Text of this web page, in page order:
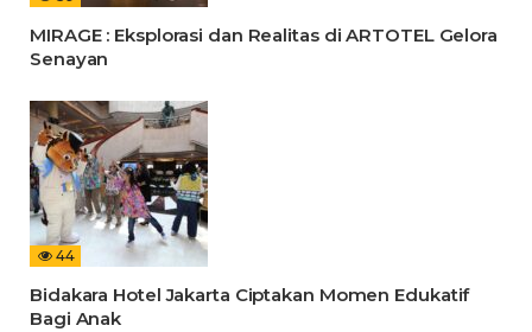
MIRAGE : Eksplorasi dan Realitas di ARTOTEL Gelora
Senayan
44
Bidakara Hotel Jakarta Ciptakan Momen Edukatif
Bagi Anak